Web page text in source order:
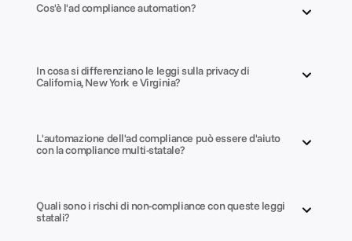
Cos'è l'ad compliance automation?
In cosa si differenziano le leggi sulla privacy di
California, New York e Virginia?
L'automazione dell'ad compliance può essere d'aiuto
con la compliance multi-statale?
Quali sono i rischi di non-compliance con queste leggi
statali?